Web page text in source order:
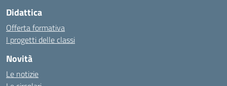
Didattica
Offerta formativa
I progetti delle classi
Novità
Le notizie